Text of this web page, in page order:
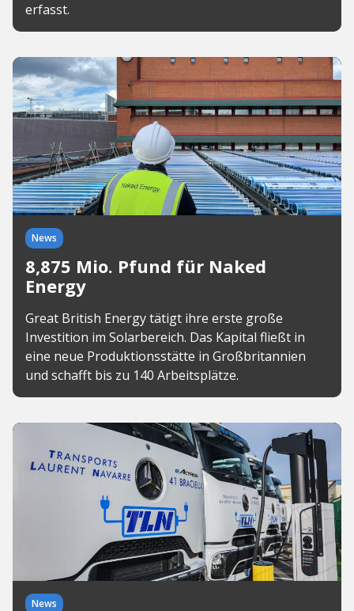
erfasst.
News
8,875 Mio. Pfund für Naked
Energy
Great British Energy tätigt ihre erste große
Investition im Solarbereich. Das Kapital fließt in
eine neue Produktionsstätte in Großbritannien
und schafft bis zu 140 Arbeitsplätze.
News